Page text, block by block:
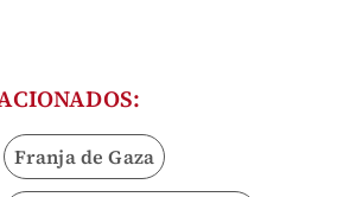
Franja de Gaza